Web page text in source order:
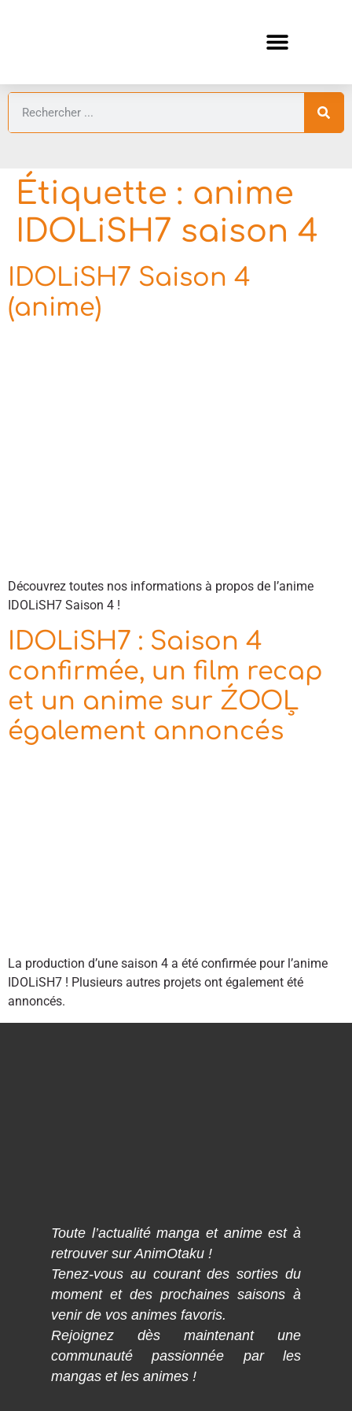
Étiquette : anime
IDOLiSH7 saison 4
IDOLiSH7 Saison 4
(anime)
Découvrez toutes nos informations à propos de l’anime
IDOLiSH7 Saison 4 !
IDOLiSH7 : Saison 4
confirmée, un film recap
et un anime sur ŹOOĻ
également annoncés
La production d’une saison 4 a été confirmée pour l’anime
IDOLiSH7 ! Plusieurs autres projets ont également été
annoncés.
Toute l’actualité manga et anime est à
retrouver sur AnimOtaku !
Tenez-vous au courant des sorties du
moment et des prochaines saisons à
venir de vos animes favoris.
Rejoignez dès maintenant une
communauté passionnée par les
mangas et les animes !